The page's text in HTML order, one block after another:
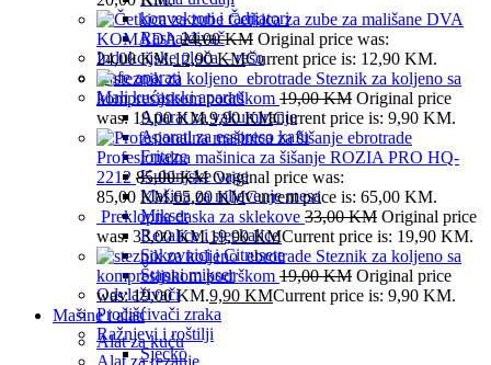
konvektori i radijatori
Rashalđivač
Indukcijske ploča – rešo
Kafe aparati
Mali kućanski aparati
Aparat za vakumiranje
Aparati za esspreso kafu
Friteze
Kuhinjske vage
Mašina za mljevenje mesa
Mikser
Rezalice i sjeckalice
Sokovnici i Citrusete
Štapni mikser
Odvlaživači
Pročišćivači zraka
Ražnjevi i roštilji
Sjecko
Četkica za zube za mališane DVA
KOMADA24,00KM Original price was:
24,00 KM.12,90KMCurrent price is: 12,90 KM.
Steznik za koljeno sa
kompresijskom podrškom 19,00KM Original price
was: 19,00 KM.9,90KMCurrent price is: 9,90 KM.
Profesionalna mašinica za šišanje ROZIA PRO HQ-
2212 85,00KM Original price was:
85,00 KM.65,00KMCurrent price is: 65,00 KM.
Preklopna daska za sklekove 33,00KM Original price
was: 33,00 KM.19,90KMCurrent price is: 19,90 KM.
Steznik za koljeno sa
kompresijskom podrškom 19,00KM Original price
was: 19,00 KM.9,90 KMCurrent price is: 9,90 KM.
Mašine i alati
Alat za kuću
Alat za rezanje